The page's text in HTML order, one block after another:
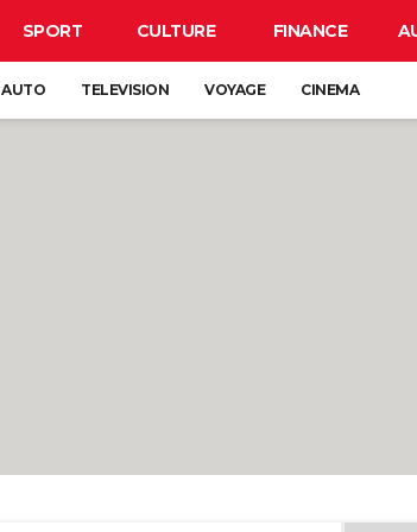
SPORT CULTURE FINANCE
AUTO TELEVISION VOYAGE CINEMA